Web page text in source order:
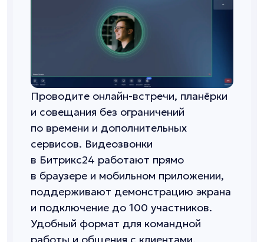
Проводите онлайн-встречи, планёрки
и совещания без ограничений
по времени и дополнительных
сервисов. Видеозвонки
в Битрикс24 работают прямо
в браузере и мобильном приложении,
поддерживают демонстрацию экрана
и подключение до 100 участников.
Удобный формат для командной